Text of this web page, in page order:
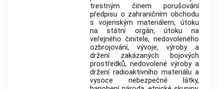
trestným činem porušování
předpisu o zahraničním obchodu
s vojenským materiálem, útoku
na státní orgán, útoku na
veřejného činitele, nedovoleného
ozbrojování, vývoje, výroby a
držení zakázaných bojových
prostředků, nedovolené výroby a
držení radioaktivního materiálu a
vysoce nebezpečné látky,